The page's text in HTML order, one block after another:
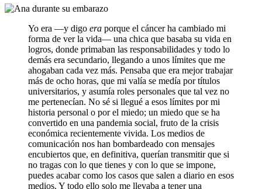
Yo era —y digo era porque el cáncer ha cambiado mi
forma de ver la vida— una chica que basaba su vida en
logros, donde primaban las responsabilidades y todo lo
demás era secundario, llegando a unos límites que me
ahogaban cada vez más. Pensaba que era mejor trabajar
más de ocho horas, que mi valía se medía por títulos
universitarios, y asumía roles personales que tal vez no
me pertenecían. No sé si llegué a esos límites por mi
historia personal o por el miedo; un miedo que se ha
convertido en una pandemia social, fruto de la crisis
económica recientemente vivida. Los medios de
comunicación nos han bombardeado con mensajes
encubiertos que, en definitiva, querían transmitir que si
no tragas con lo que tienes y con lo que se impone,
puedes acabar como los casos que salen a diario en esos
medios. Y todo ello solo me llevaba a tener una